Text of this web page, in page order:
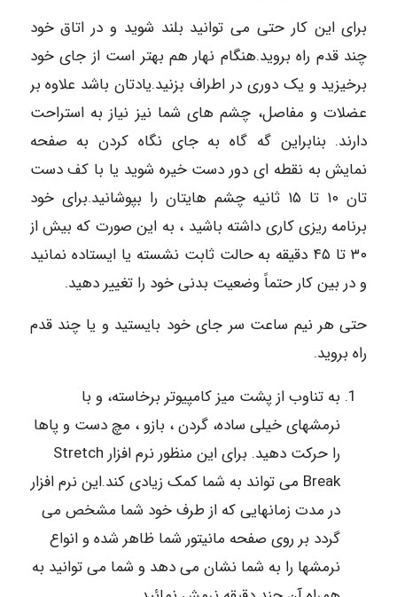
برای این کار حتی می توانید بلند شوید و در اتاق خود
چند قدم راه بروید.هنگام نهار هم بهتر است از جای خود
برخیزید و یک دوری در اطراف بزنید.یادتان باشد علاوه بر
عضلات و مفاصل، چشم های شما نیز نیاز به استراحت
دارند. بنابراین گه گاه به جای نگاه کردن به صفحه
نمایش به نقطه ای دور دست خیره شوید یا با کف دست
تان ۱۰ تا ۱۵ ثانیه چشم هایتان را بپوشانید.برای خود
برنامه ریزی کاری داشته باشید ، به این صورت که بیش از
۳۰ تا ۴۵ دقیقه به حالت ثابت نشسته یا ایستاده نمانید
و در بین کار حتماً وضعیت بدنی خود را تغییر دهید.
حتی هر نیم ساعت سر جای خود بایستید و یا چند قدم
راه بروید.
به تناوب از پشت میز کامپیوتر برخاسته، و با
نرمشهای خیلی ساده، گردن ، بازو ، مچ دست و پاها
را حرکت دهید. برای این منظور نرم افزار Stretch
Break می تواند به شما کمک زیادی کند.این نرم افزار
در مدت زمانهایی که از طرف خود شما مشخص می
گردد بر روی صفحه مانیتور شما ظاهر شده و انواع
نرمشها را به شما نشان می دهد و شما می توانید به